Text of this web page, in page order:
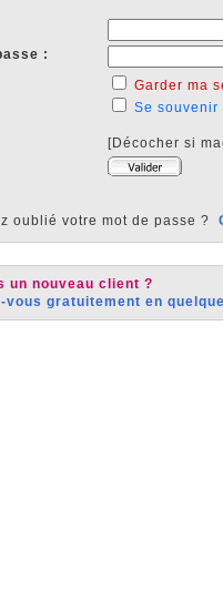
:
Garder ma
Se souvenir
[Décocher si
oublié votre mot de passe ?
un nouveau client ?
vous gratuitement en